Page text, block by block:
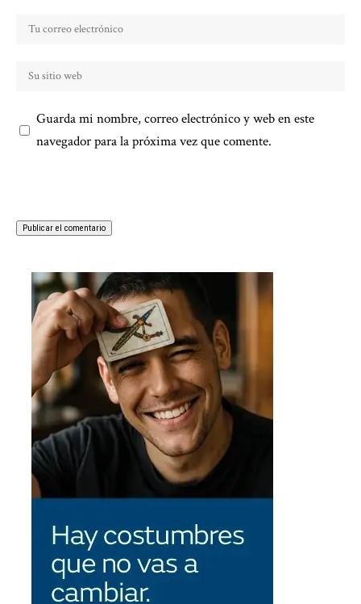
Guarda mi nombre, correo electrónico y web en este
navegador para la próxima vez que comente.